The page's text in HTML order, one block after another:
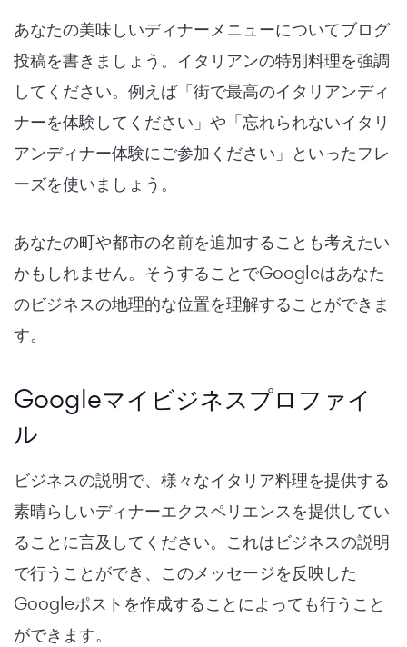
あなたの美味しいディナーメニューについてブログ
投稿を書きましょう。イタリアンの特別料理を強調
してください。例えば「街で最高のイタリアンディ
ナーを体験してください」や「忘れられないイタリ
アンディナー体験にご参加ください」といったフレ
ーズを使いましょう。
あなたの町や都市の名前を追加することも考えたい
かもしれません。そうすることでGoogleはあなた
のビジネスの地理的な位置を理解することができま
す。
Googleマイビジネスプロファイ
ル
ビジネスの説明で、様々なイタリア料理を提供する
素晴らしいディナーエクスペリエンスを提供してい
ることに言及してください。これはビジネスの説明
で行うことができ、このメッセージを反映した
Googleポストを作成することによっても行うこと
ができます。